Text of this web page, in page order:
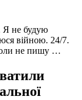
Я не будую
війною. 24/7.
не пишу …